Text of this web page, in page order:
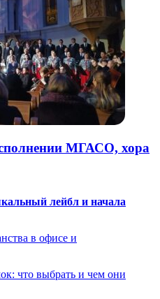
МГАСО, хора
лейбл и начала
в офисе и
что выбрать и чем они